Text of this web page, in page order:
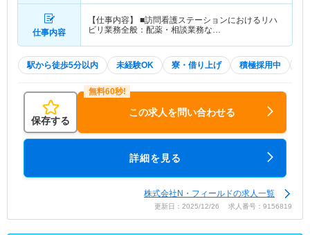
仕事内容
【仕事内容】 ■訪問看護ステーションにおけるリハ
ビリ業務全般：配薬・相談業務な…
駅から徒歩5分以内 未経験OK 寮・借り上げ 積極採用中
保存する
この求人を問い合わせる
詳細を見る
株式会社N・フィールドの求人一覧
更新日：2025/12/26 求人番号：9156819